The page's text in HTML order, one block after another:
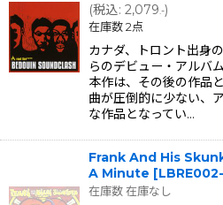
(税込: 2,079.-)
在庫数 2点
カナダ、トロント出身
らのデビュー・アルバ
本作は、その後の作品
曲が圧倒的に少ない、
な作品となってい…
Frank And His
A Minute [
在庫数 在庫なし